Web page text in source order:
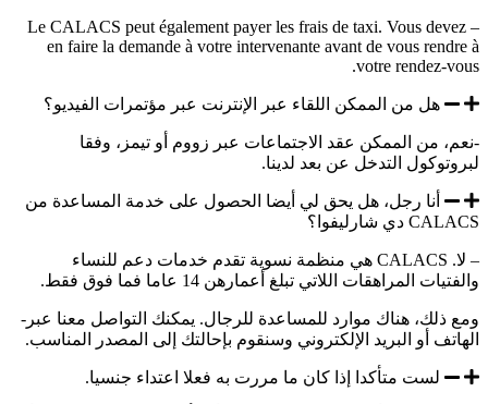
– Le CALACS peut également payer les frais de taxi. Vous devez
en faire la demande à votre intervenante avant de vous rendre à
votre rendez-vous.
هل من الممكن اللقاء عبر الإنترنت عبر مؤتمرات الفيديو؟
-نعم، من الممكن عقد الاجتماعات عبر زووم أو تيمز، وفقا
لبروتوكول التدخل عن بعد لدينا.
أنا رجل، هل يحق لي أيضا الحصول على خدمة المساعدة من
CALACS دي شارليفوا؟
– لا. CALACS هي منظمة نسوية تقدم خدمات دعم للنساء
والفتيات المراهقات اللاتي تبلغ أعمارهن 14 عاما فما فوق فقط.
ومع ذلك، هناك موارد للمساعدة للرجال. يمكنك التواصل معنا عبر-
الهاتف أو البريد الإلكتروني وسنقوم بإحالتك إلى المصدر المناسب.
لست متأكدا إذا كان ما مررت به فعلا اعتداء جنسيا.